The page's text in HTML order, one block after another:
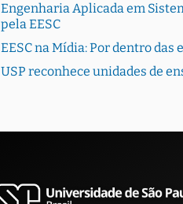
Engenharia Aplicada em
pela EESC
EESC na Mídia: Por dentro
USP reconhece unidades de